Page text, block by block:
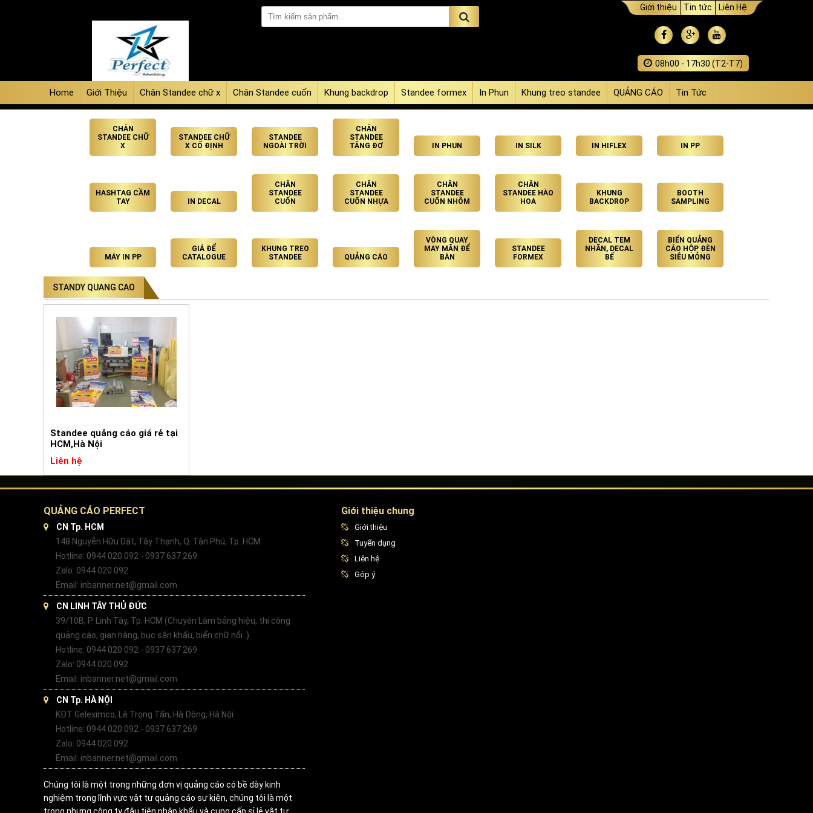
Giới thiệu Tin tức Liên Hệ
08h00 - 17h30 (T2-T7)
Home Giới Thiệu Chân Standee chữ x Chân Standee cuốn Khung backdrop Standee formex In Phun Khung treo standee QUẢNG CÁO Tin Tức
CHÂN
STANDEE CHỮ
X
STANDEE CHỮ
X CỐ ĐỊNH
STANDEE
NGOÀI TRỜI
CHÂN
STANDEE
TĂNG ĐƠ
IN PHUN IN SILK IN HIFLEX IN PP
HASHTAG CẦM
TAY
IN DECAL
CHÂN
STANDEE
CUỐN
CHÂN
STANDEE
CUỐN NHỰA
CHÂN
STANDEE
CUỐN NHÔM
CHÂN
STANDEE HÀO
HOA
KHUNG
BACKDROP
BOOTH
SAMPLING
MÁY IN PP
GIÁ ĐỂ
CATALOGUE
KHUNG TREO
STANDEE
QUẢNG CÁO
VÒNG QUAY
MAY MẮN ĐỂ
BÀN
STANDEE
FORMEX
DECAL TEM
NHÃN, DECAL
BẾ
BIỂN QUẢNG
CÁO HỘP ĐÈN
SIÊU MỎNG
STANDY QUANG CAO
Standee quảng cáo giá rẻ tại
HCM,Hà Nội
Liên hệ
QUẢNG CÁO PERFECT
CN Tp. HCM
148 Nguyễn Hữu Dật, Tây Thạnh, Q. Tân Phú, Tp. HCM
Hotline: 0944 020 092 - 0937 637 269
Zalo: 0944 020 092
Email: inbanner.net@gmail.com
CN LINH TÂY THỦ ĐỨC
39/10B, P. Linh Tây, Tp. HCM (Chuyên Làm bảng hiệu, thi công
quảng cáo, gian hàng, bục sân khấu, biển chữ nổi..)
Hotline: 0944 020 092 - 0937 637 269
Zalo: 0944 020 092
Email: inbanner.net@gmail.com
CN Tp. HÀ NỘI
KĐT Geleximco, Lê Trọng Tấn, Hà Đông, Hà Nội
Hotline: 0944 020 092 - 0937 637 269
Zalo: 0944 020 092
Email: inbanner.net@gmail.com
Chúng tôi là một trong những đơn vị quảng cáo có bề dày kinh
nghiệm trong lĩnh vực vật tư quảng cáo sự kiện, chúng tôi là một
Giới thiệu chung
Giới thiệu
Tuyển dụng
Liên hệ
Góp ý